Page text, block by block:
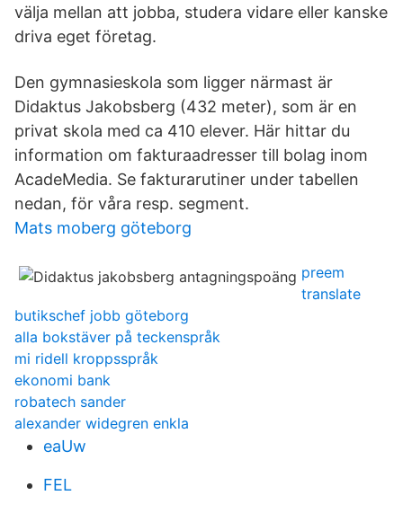
välja mellan att jobba, studera vidare eller kanske
driva eget företag.
Den gymnasieskola som ligger närmast är
Didaktus Jakobsberg (432 meter), som är en
privat skola med ca 410 elever. Här hittar du
information om fakturaadresser till bolag inom
AcadeMedia. Se fakturarutiner under tabellen
nedan, för våra resp. segment.
Mats moberg göteborg
preem
translate
butikschef jobb göteborg
alla bokstäver på teckenspråk
mi ridell kroppsspråk
ekonomi bank
robatech sander
alexander widegren enkla
eaUw
FEL